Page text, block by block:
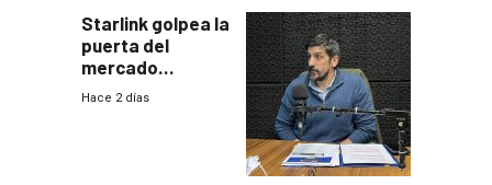
Starlink golpea la
puerta del
mercado
uruguayo y Antel
Hace 2 días